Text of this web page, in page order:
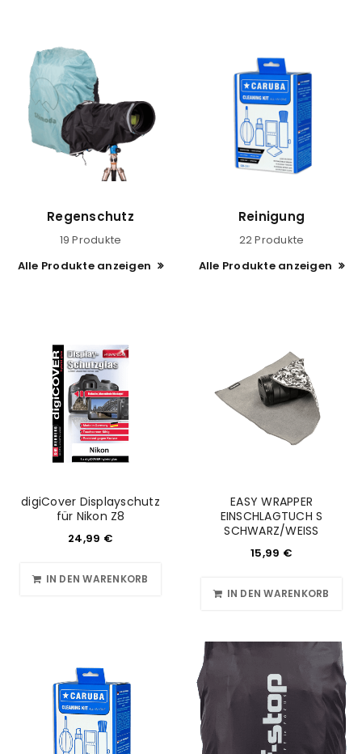
Regenschutz
19 Produkte
Alle Produkte anzeigen
Reinigung
22 Produkte
Alle Produkte anzeigen
digiCover Displayschutz
für Nikon Z8
24,99 €
IN DEN WARENKORB
EASY WRAPPER
EINSCHLAGTUCH S
SCHWARZ/WEISS
15,99 €
IN DEN WARENKORB